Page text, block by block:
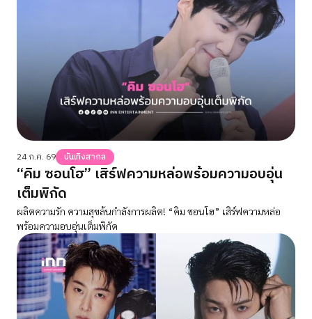
24 ก.ค. 69 บันเทิงสากล
“คิม ซอนโฮ” เสิร์ฟความหล่อพร้อมความอบอุ่น
เต็มพิกัด
ผลิตความรัก ความสุขล้นกำลังการผลิต! “คิม ซอนโฮ” เสิร์ฟความหล่อ
พร้อมความอบอุ่นเต็มพิกัด